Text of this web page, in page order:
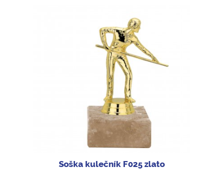
Soška kulečník F025 zlato